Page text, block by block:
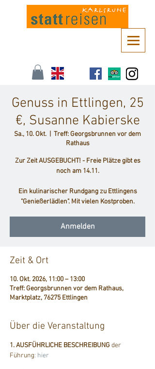
Genuss in Ettlingen, 25
€, Susanne Kabierske
Sa., 10. Okt.
Treff: Georgsbrunnen vor dem
Rathaus
Zur Zeit AUSGEBUCHT! - Freie Plätze gibt es
noch am 14.11.
Ein kulinarischer Rundgang zu Ettlingens
"Genießerlädlen". Mit vielen Kostproben.
Anmelden
Zeit & Ort
10. Okt. 2026, 11:00 – 13:00
Treff: Georgsbrunnen vor dem Rathaus,
Marktplatz, 76275 Ettlingen
Über die Veranstaltung
1. AUSFÜHRLICHE BESCHREIBUNG der
Führung: hier